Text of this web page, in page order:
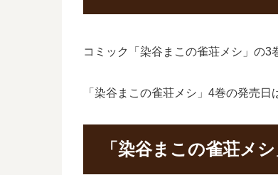
コミック「染谷まこの雀荘メシ」の3
「染谷まこの雀荘メシ」4巻の発売日
「染谷まこの雀荘メ